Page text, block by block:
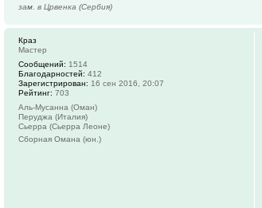
зам. в Црвенка (Сербия)
Краз
Мастер
Сообщений: 1514
Благодарностей: 412
Зарегистрирован: 16 сен 2016, 20:07
Рейтинг: 703
Аль-Мусанна (Оман)
Перуджа (Италия)
Сьерра (Сьерра Леоне)
Сборная Омана (юн.)